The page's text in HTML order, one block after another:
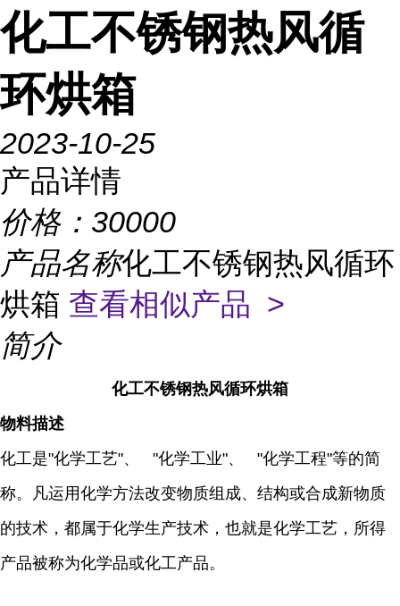
化工不锈钢热风循
环烘箱
2023-10-25
产品详情
价格： 30000
产品名称化工不锈钢热风循环
烘箱 查看相似产品 >
简介
化工不锈钢热风循环烘箱
物料描述
化工是"化学工艺"、 "化学工业"、 "化学工程"等的简
称。凡运用化学方法改变物质组成、结构或合成新物质
的技术，都属于化学生产技术，也就是化学工艺，所得
产品被称为化学品或化工产品。